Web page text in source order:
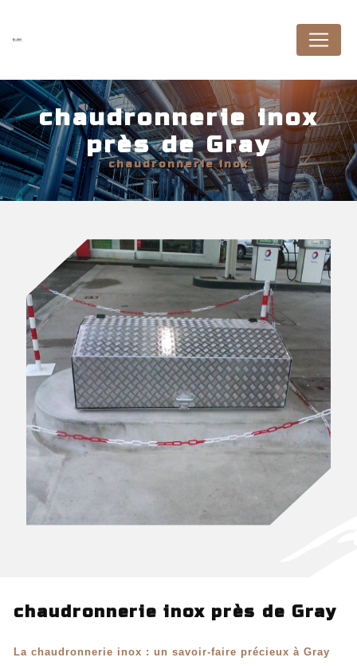
chaudronnerie inox
près de Gray
chaudronnerie inox
chaudronnerie inox près de Gray
La chaudronnerie inox : un savoir-faire précieux à Gray